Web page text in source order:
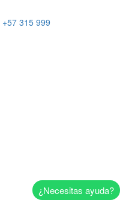
+57 315 999
¿Necesitas ayuda?